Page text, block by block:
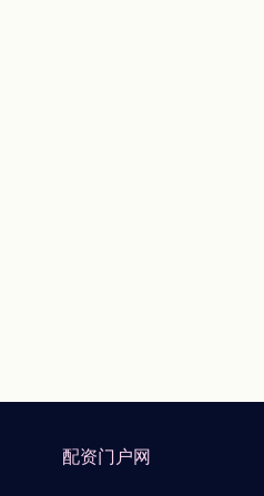
配资门户网